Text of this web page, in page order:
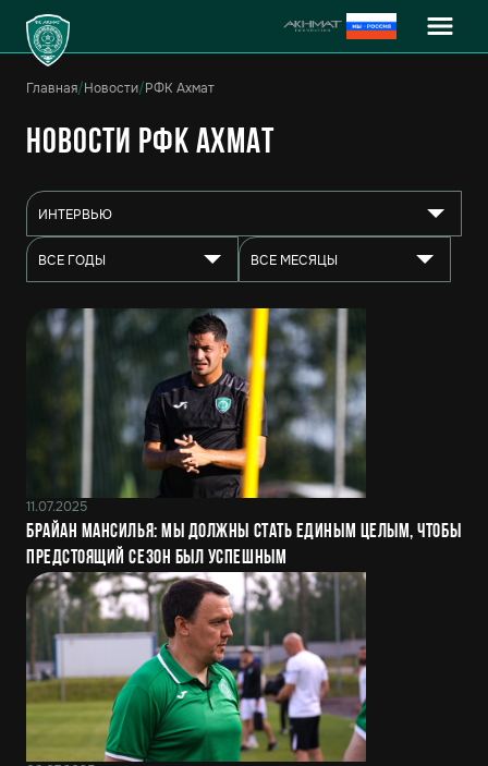
Главная/Новости/РФК Ахмат
Новости РФК Ахмат
ИНТЕРВЬЮ
ВСЕ ГОДЫ ВСЕ МЕСЯЦЫ
11.07.2025
Брайан Мансилья: Мы должны стать единым целым, чтобы
предстоящий сезон был успешным